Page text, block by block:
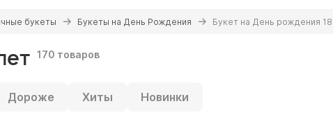
букеты Букеты на День Рождения Букет на День рождения 18
170 товаров
Дороже Хиты Новинки